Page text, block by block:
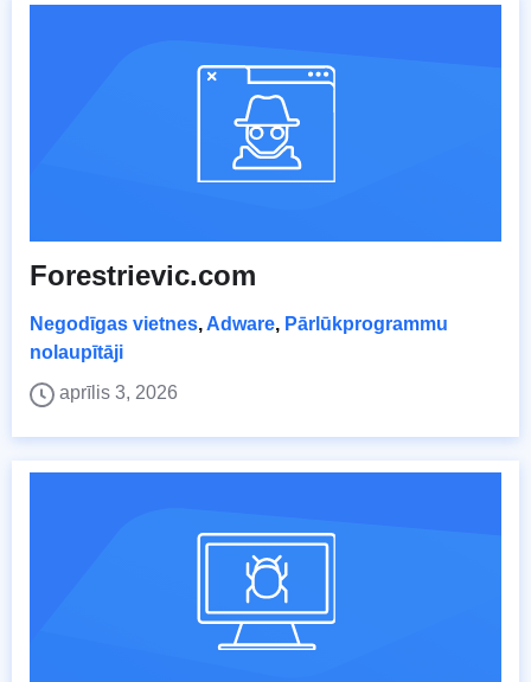
Forestrievic.com
Negodīgas vietnes, Adware, Pārlūkprogrammu
nolaupītāji
aprīlis 3, 2026